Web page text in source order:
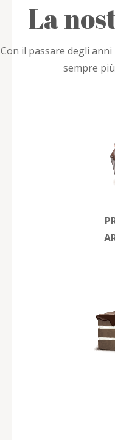
La
Con il passare degli
sempre